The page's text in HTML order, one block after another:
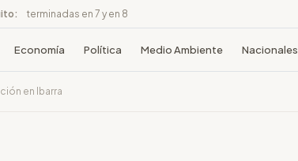
terminadas en 7 y en 8
Economía Política Medio Ambiente Nacionales
en Ibarra